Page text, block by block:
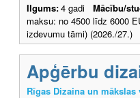
Ilgums:4 gadi Mācību/
maksu: no 4500 līdz 6000
izdevumu tāmi) (2026./27.)
Apģērbu
Rīgas Dizaina un